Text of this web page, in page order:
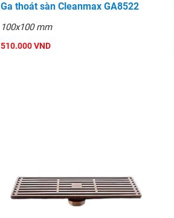
Ga thoát sàn Cleanmax GA8522
100x100 mm
510.000 VND